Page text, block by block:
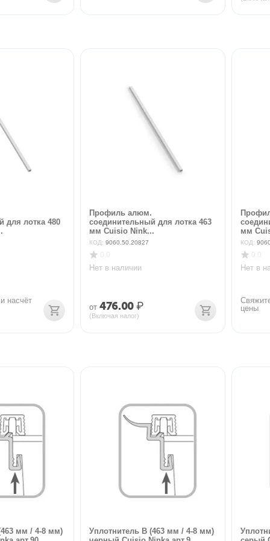
для лотка 480
насчёт
Профиль алюм.
соединительный для лотка 463
мм Cuisio Nink...
КОД: 9060.50.20827
Нет в наличии
от 476.00₽
(Включая налог)
мм
КОД:
Нет в
цены
мм / 4-8 мм)
Уплотнитель В (463 мм / 4-8 мм)